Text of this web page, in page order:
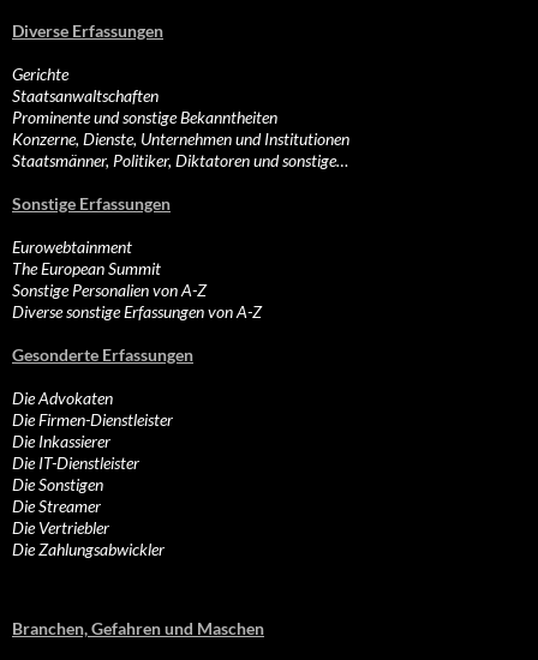
Diverse Erfassungen
Gerichte
Staatsanwaltschaften
Prominente und sonstige Bekanntheiten
Konzerne, Dienste, Unternehmen und Institutionen
Staatsmänner, Politiker, Diktatoren und sonstige…
Sonstige Erfassungen
Eurowebtainment
The European Summit
Sonstige Personalien von A-Z
Diverse sonstige Erfassungen von A-Z
Gesonderte Erfassungen
Die Advokaten
Die Firmen-Dienstleister
Die Inkassierer
Die IT-Dienstleister
Die Sonstigen
Die Streamer
Die Vertriebler
Die Zahlungsabwickler
Branchen, Gefahren und Maschen